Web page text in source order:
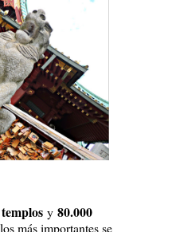
y 80.000
más importantes se